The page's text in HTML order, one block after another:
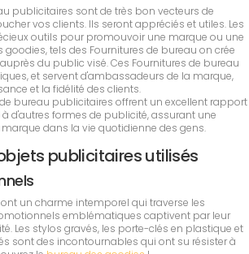
publicitaires sont de très bon vecteurs de
vos clients. Ils seront appréciés et utiles. Les
outils pour promouvoir une marque ou une
goodies, tels des Fournitures de bureau on crée
du public visé. Ces Fournitures de bureau
et servent d'ambassadeurs de la marque,
et la fidélité des clients.
bureau publicitaires offrent un excellent rapport
d'autres formes de publicité, assurant une
dans la vie quotidienne des gens.
publicitaires utilisés
un charme intemporel qui traverse les
emblématiques captivent par leur
Les stylos gravés, les porte-clés en plastique et
sont des incontournables qui ont su résister à